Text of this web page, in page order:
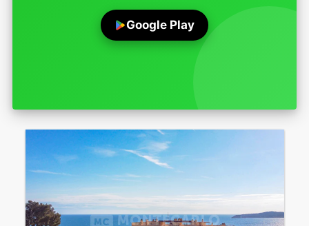
Google Play